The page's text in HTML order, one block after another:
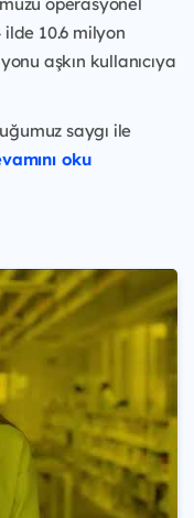
operasyonel
10.6 milyon
aşkın kullanıcıya
saygı ile
oku